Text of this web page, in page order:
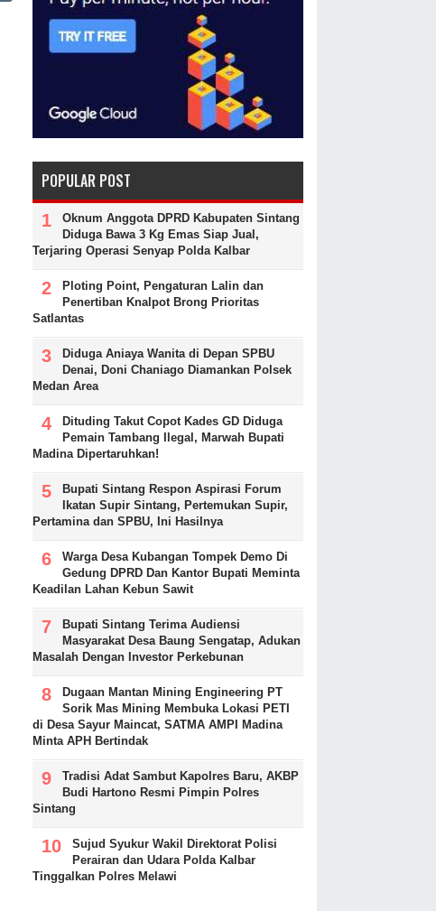
POPULAR POST
Oknum Anggota DPRD Kabupaten Sintang
Diduga Bawa 3 Kg Emas Siap Jual,
Terjaring Operasi Senyap Polda Kalbar
Ploting Point, Pengaturan Lalin dan
Penertiban Knalpot Brong Prioritas
Satlantas
Diduga Aniaya Wanita di Depan SPBU
Denai, Doni Chaniago Diamankan Polsek
Medan Area
Dituding Takut Copot Kades GD Diduga
Pemain Tambang Ilegal, Marwah Bupati
Madina Dipertaruhkan!
Bupati Sintang Respon Aspirasi Forum
Ikatan Supir Sintang, Pertemukan Supir,
Pertamina dan SPBU, Ini Hasilnya
Warga Desa Kubangan Tompek Demo Di
Gedung DPRD Dan Kantor Bupati Meminta
Keadilan Lahan Kebun Sawit
Bupati Sintang Terima Audiensi
Masyarakat Desa Baung Sengatap, Adukan
Masalah Dengan Investor Perkebunan
Dugaan Mantan Mining Engineering PT
Sorik Mas Mining Membuka Lokasi PETI
di Desa Sayur Maincat, SATMA AMPI Madina
Minta APH Bertindak
Tradisi Adat Sambut Kapolres Baru, AKBP
Budi Hartono Resmi Pimpin Polres
Sintang
Sujud Syukur Wakil Direktorat Polisi
Perairan dan Udara Polda Kalbar
Tinggalkan Polres Melawi